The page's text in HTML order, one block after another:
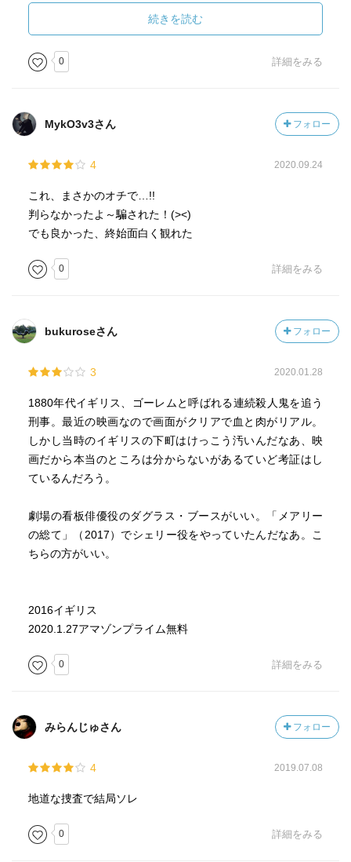
劇作家 ジョン・クリー
しかし、ジョン・クリーは連続殺人の事件後すぐに毒物に
より死亡し、その犯人として妻で大衆演劇の女優リジーが
逮捕されていた。
死亡したジョンの筆跡は全て燃やされていて検証すること
ができないが、カール、ジョージに関しては鑑定の結果シ
ダンはリジーの師匠で母親を亡くしたばかりのリジーを雇
して親密な中であった。
に浪費されるリジー。
リジーは私生児として生まれ、帆を縫う仕事をしていた母
親になじられ、躾として酷い肉体的虐待を受けて育ってい
た。
なけなしの金で大衆観劇の人気者ダン・リーノを訪ねてプ
ロンプターとして雇ってもらう。
そこで男装の喜劇役者として才能を開花させるが、小男に
セクハラを受けると翌日小男が死に、支配人にSMを強要さ
れると3日後にその支配人も死ぬ。リジーにとって嫌な奴す
ジョン。
合っていたがリジーのために脚本を描き主人公を演じてほ
るが、アヴェリンに騙され、客を怒らせてしまい傷ついた
リジーは勢いでジョンと抱擁・口付け。そのまま付き合い
意地悪をしたアヴェリンへの当て付け？
婚約中3年間我慢したジョンは辛抱たまらん状態でリジーを
無理やりに抱き、それに対してリジーはアヴェリンに給料
う。
リジーにとって旦那は脚本を描いて自分を有名にするため
可哀想な女。
しかし、結婚後ジョンの執筆は全く進まず、家計はリジー
続きを読む
0 詳細をみる
MykO3v3さん フォロー
4 2020.09.24
これ、まさかのオチで…!!
判らなかったよ～騙された！(><)
でも良かった、終始面白く観れた
0 詳細をみる
bukuroseさん フォロー
3 2020.01.28
1880年代イギリス、ゴーレムと呼ばれる連続殺人鬼を追う
刑事。最近の映画なので画面がクリアで血と肉がリアル。
しかし当時のイギリスの下町はけっこう汚いんだなあ、映
画だから本当のところは分からないがあるていど考証はし
ているんだろう。
劇場の看板俳優役のダグラス・ブースがいい。「メアリー
の総て」（2017）でシェリー役をやっていたんだなあ。こ
ちらの方がいい。
2016イギリス
2020.1.27アマゾンプライム無料
0 詳細をみる
みらんじゅさん フォロー
4 2019.07.08
地道な捜査で結局ソレ
0 詳細をみる